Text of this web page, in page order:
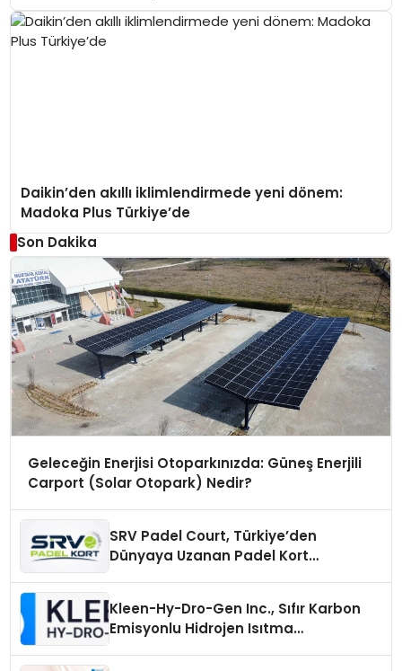
Daikin’den akıllı iklimlendirmede yeni dönem:
Madoka Plus Türkiye’de
Son Dakika
Geleceğin Enerjisi Otoparkınızda: Güneş Enerjili
Carport (Solar Otopark) Nedir?
SRV Padel Court, Türkiye’den
Dünyaya Uzanan Padel Kort
Kleen-Hy-Dro-Gen Inc., Sıfır Karbon
Emisyonlu Hidrojen Isıtma